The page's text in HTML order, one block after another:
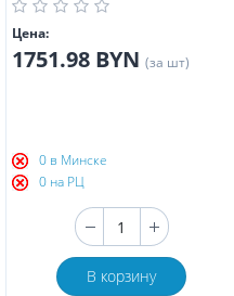
Цена:
1751.98 BYN (за шт)
0 в Минске
0 на РЦ
В корзину